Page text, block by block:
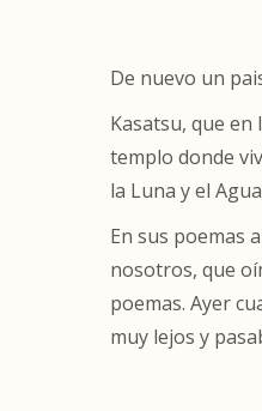
De nuevo un
Kasatsu, que
templo donde
la Luna y el
En sus poemas
nosotros, que
poemas. Ayer
muy lejos y